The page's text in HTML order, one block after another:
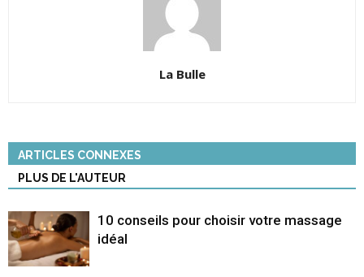
La Bulle
ARTICLES CONNEXES
PLUS DE L'AUTEUR
10 conseils pour choisir votre massage
idéal